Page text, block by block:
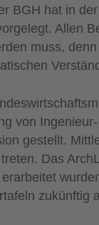
BGH hat in
Allen
muss,
von
gestellt.
Das
zukünftig